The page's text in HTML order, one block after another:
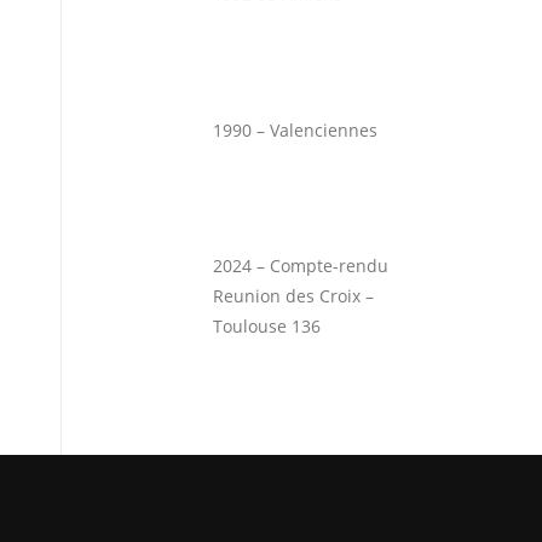
1990 – Valenciennes
2024 – Compte-rendu
Reunion des Croix –
Toulouse 136